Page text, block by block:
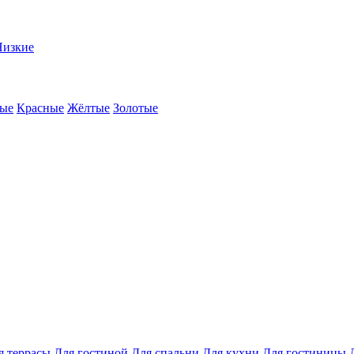
Красные Жёлтые Золотые